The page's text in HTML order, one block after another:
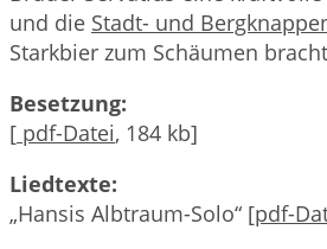
und die Stadt- und
Starkbier zum Schäumen
Besetzung:
[ pdf-Datei, 184 kb]
Liedtexte:
„Hansis Albtraum-Solo“ [pdf-